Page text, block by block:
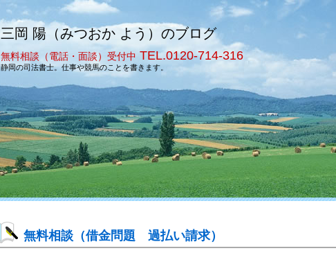
三岡 陽（みつおか よう）のブログ
無料相談（電話・面談）受付中 TEL.0120-714-316
静岡の司法書士。仕事や競馬のことを書きます。
無料相談（借金問題 過払い請求）